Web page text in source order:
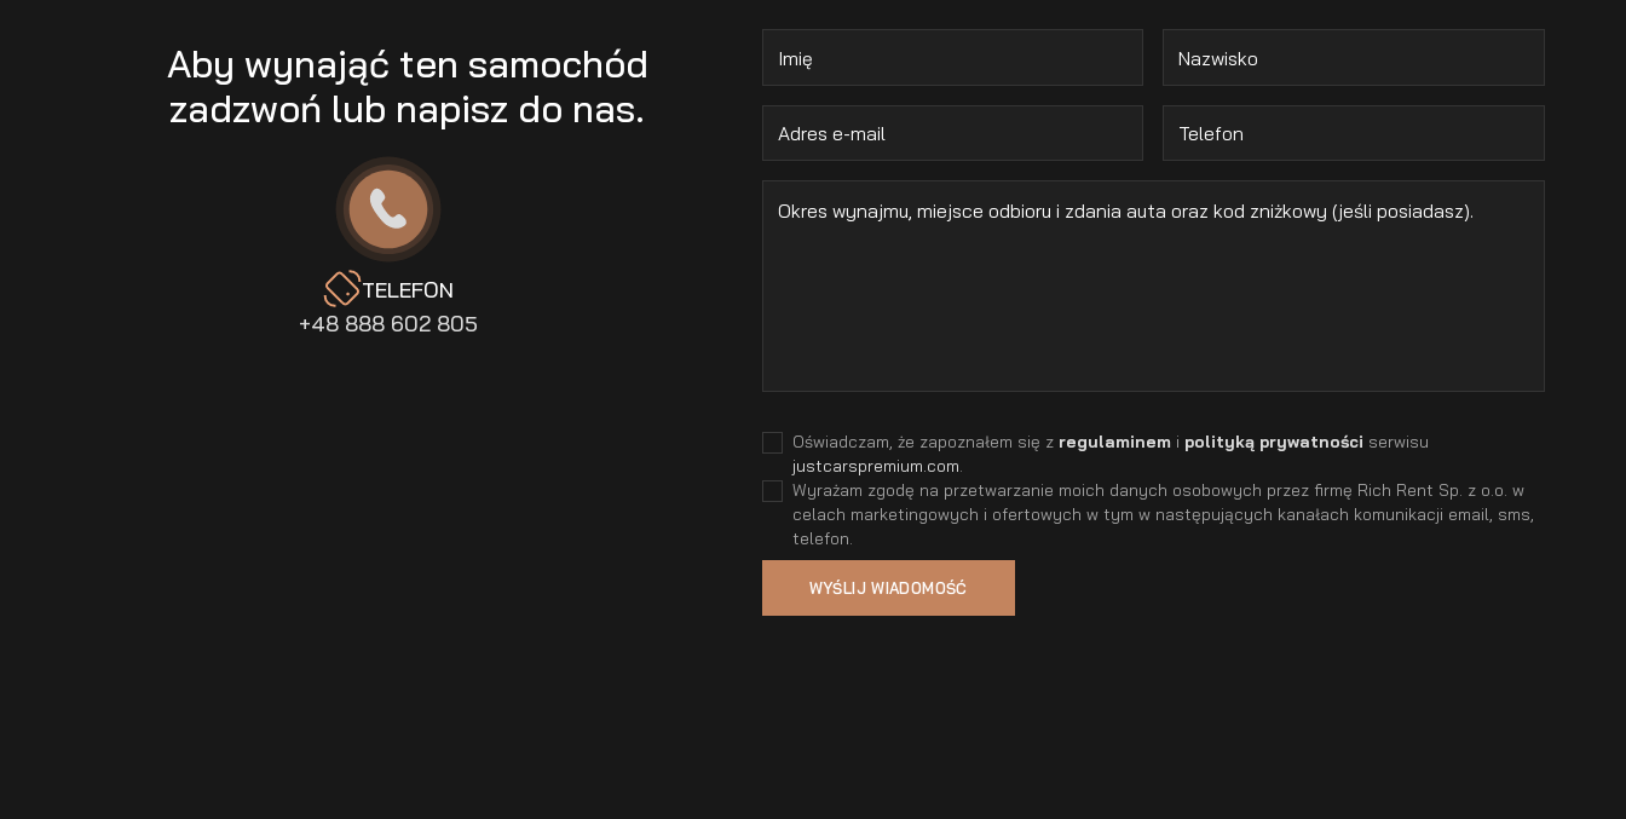
Aby wynająć ten samochód
zadzwoń lub napisz do nas.
TELEFON
+48 888 602 805
Oświadczam, że zapoznałem się z regulaminem i polityką prywatności serwisu
justcarspremium.com
Wyrażam zgodę na przetwarzanie moich danych osobowych przez firmę Rich Rent Sp. z o.o. w
celach marketingowych i ofertowych w tym w następujących kanałach komunikacji email, sms,
telefon.